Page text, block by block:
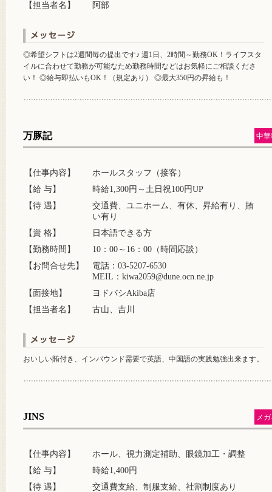
【担当者名】
阿部
◎希望シフトは2週間毎の提出です♪ 週1日、2時間～勤務OK！ライフスタ
イルに合わせて勤務が可能なため勤務時間などはお気軽にご相談くださ
い！ ◎給与即払いもOK！（規定あり） ◎最大350円の昇給も！
万豚記 中
【仕事内容】
ホールスタッフ（接客）
【給 与】
時給1,300円～土日祝100円UP
【待 遇】
交通費、ユニホーム、有休、昇給有り、賄
い有り
【資 格】
日本語できる方
【勤務時間】
10：00～16：00（時間応談）
【お問合せ先】
電話：03-5207-6530
MEIL：kiwa2059@dune.ocn.ne.jp
【面接地】
ヨドバシAkiba店
【担当者名】
古山、吉川
おいしい賄付き、インバウンド需要で英語、中国語の実践勉強出来ます。
JINS メ
【仕事内容】
ホール、視力測定補助、眼鏡加工・調整
【給 与】
時給1,400円
【待 遇】
交通費支給、制服支給、社割制度あり